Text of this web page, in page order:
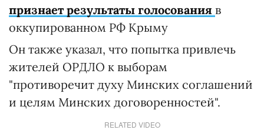
признает результаты голосования в
оккупированном РФ Крыму
Он также указал, что попытка привлечь
жителей ОРДЛО к выборам
"противоречит духу Минских соглашений
и целям Минских договоренностей".
RELATED VIDEO